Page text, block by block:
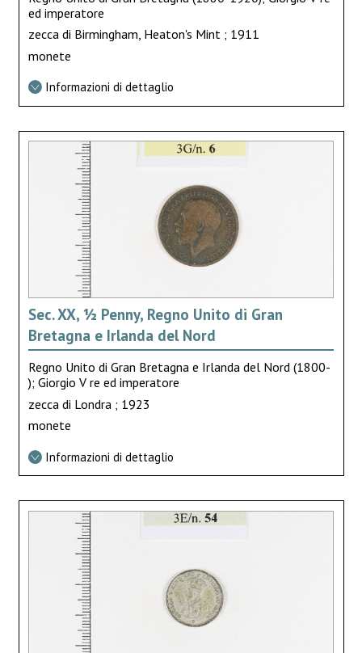
ed imperatore
zecca di Birmingham, Heaton's Mint ; 1911
monete
Informazioni di dettaglio
Sec. XX, ½ Penny, Regno Unito di Gran
Bretagna e Irlanda del Nord
Regno Unito di Gran Bretagna e Irlanda del Nord (1800-
); Giorgio V re ed imperatore
zecca di Londra ; 1923
monete
Informazioni di dettaglio